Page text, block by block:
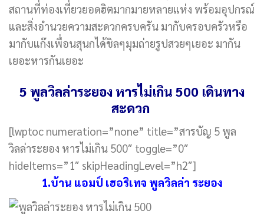
สถานที่ท่องเที่ยวยอดฮิตมากมายหลายแห่ง พร้อมอุปกรณ์
และสิ่งอำนวยความสะดวกครบครัน มากับครอบครัวหรือ
มากับแก๊งเพื่อนสุนกได้ชิลๆมุมถ่ายรูปสวยๆเยอะ มากัน
เยอะหารกันเยอะ
5 พูลวิลล่าระยอง หารไม่เกิน 500 เดินทาง
สะดวก
[lwptoc numeration=”none” title=”สารบัญ 5 พูล
วิลล่าระยอง หารไม่เกิน 500″ toggle=”0″
hideItems=”1″ skipHeadingLevel=”h2″]
1.บ้าน แอมป์ เฮอริเทจ พูลวิลล่า ระยอง